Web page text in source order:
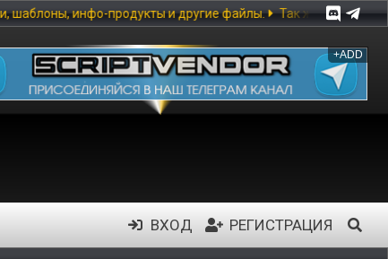
другие файлы. Так же предоставлена возможность
+ADD
ВХОД РЕГИСТРАЦИЯ